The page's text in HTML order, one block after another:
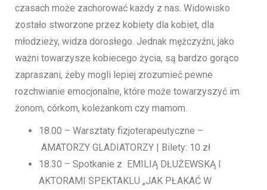
czasach może zachorować każdy z nas. Widowisko
zostało stworzone przez kobiety dla kobiet, dla
młodzieży, widza dorosłego. Jednak mężczyźni, jako
ważni towarzysze kobiecego życia, są bardzo gorąco
zapraszani, żeby mogli lepiej zrozumieć pewne
rozchwianie emocjonalne, które może towarzyszyć im
żonom, córkom, koleżankom czy mamom.
18.00 – Warsztaty fizjoterapeutyczne –
AMATORZY GLADIATORZY | Bilety: 10 zł
18.30 – Spotkanie z EMILIĄ DŁUŻEWSKĄ I
AKTORAMI SPEKTAKLU „JAK PŁAKAĆ W